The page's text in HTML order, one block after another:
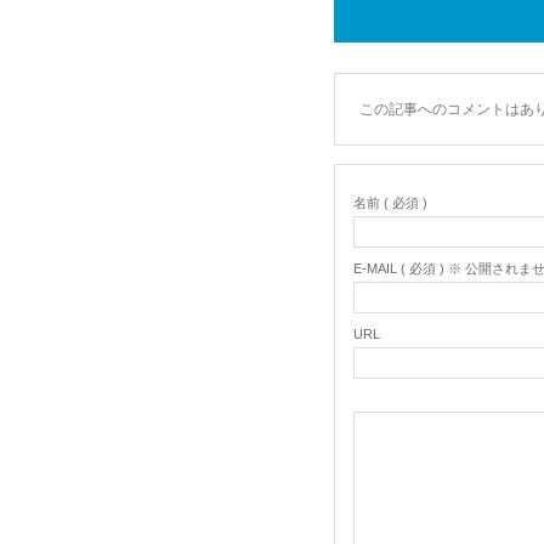
この記事へのコメントはあ
名前 ( 必須 )
E-MAIL ( 必須 ) ※ 公開されま
URL